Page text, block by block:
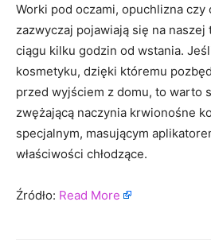
Worki pod oczami, opuchlizna
zazwyczaj pojawiają się na
ciągu kilku godzin od wstania.
kosmetyku, dzięki któremu
przed wyjściem z domu, to warto
zwężającą naczynia krwionośne
specjalnym, masującym
właściwości chłodzące.
Źródło: Read More